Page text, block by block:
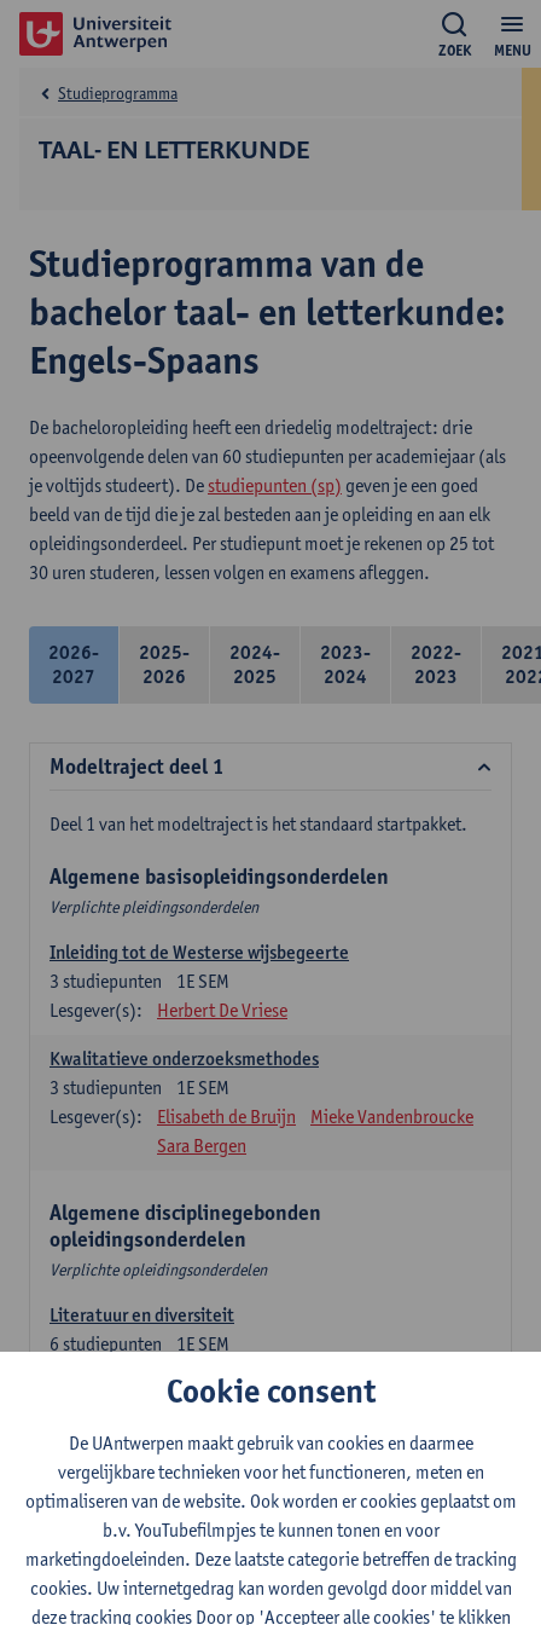
MENU
ZOEK
TAAL- EN LETTERKUNDE
Studieprogramma
Studieprogramma van de
bachelor taal- en letterkunde:
Engels-Spaans
De bacheloropleiding heeft een driedelig modeltraject: drie
opeenvolgende delen van 60 studiepunten per academiejaar (als
je voltijds studeert). De studiepunten (sp) geven je een goed
beeld van de tijd die je zal besteden aan je opleiding en aan elk
opleidingsonderdeel. Per studiepunt moet je rekenen op 25 tot
30 uren studeren, lessen volgen en examens afleggen.
2026-
2027
2025-
2026
2024-
2025
2023-
2024
2022-
2023
Modeltraject deel 1
Deel 1 van het modeltraject is het standaard startpakket.
Algemene basisopleidingsonderdelen
Verplichte pleidingsonderdelen
Inleiding tot de Westerse wijsbegeerte
1E SEM
3 studiepunten
Lesgever(s):
Herbert De Vriese
Kwalitatieve onderzoeksmethodes
1E SEM
3 studiepunten
Lesgever(s):
Elisabeth de Bruijn
Mieke Vandenbroucke
Sara Bergen
Algemene disciplinegebonden
opleidingsonderdelen
Verplichte opleidingsonderdelen
Literatuur en diversiteit
1E SEM
6 studiepunten
Remco Sleiderink
2E SEM
studiepunten
Lesgever(s):
Astrid De Wit Peter Petré
Engels: verplichte opleidingsonderdelen
Engels: taalbeheersing 1
Cookie consent
De UAntwerpen maakt gebruik van cookies en daarmee
vergelijkbare technieken voor het functioneren, meten en
optimaliseren van de website. Ook worden er cookies geplaatst om
b.v. YouTubefilmpjes te kunnen tonen en voor
marketingdoeleinden. Deze laatste categorie betreffen de tracking
cookies. Uw internetgedrag kan worden gevolgd door middel van
deze tracking cookies Door op 'Accepteer alle cookies' te klikken